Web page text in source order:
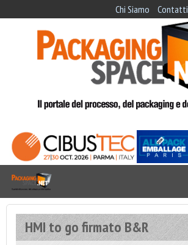
Chi Siamo Contatti
HMI to go firmato B&R